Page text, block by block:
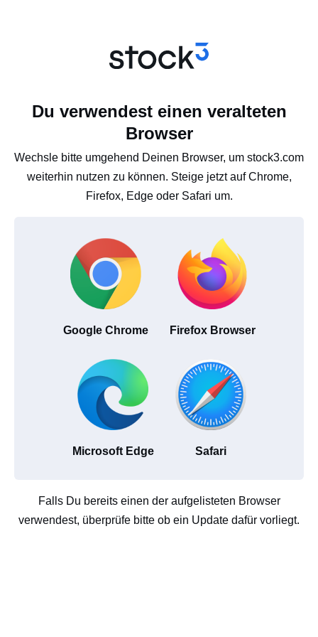
Du verwendest einen veralteten
Browser
Wechsle bitte umgehend Deinen Browser, um stock3.com
weiterhin nutzen zu können. Steige jetzt auf Chrome,
Firefox, Edge oder Safari um.
Google Chrome Firefox Browser
Microsoft Edge Safari
Falls Du bereits einen der aufgelisteten Browser
verwendest, überprüfe bitte ob ein Update dafür vorliegt.